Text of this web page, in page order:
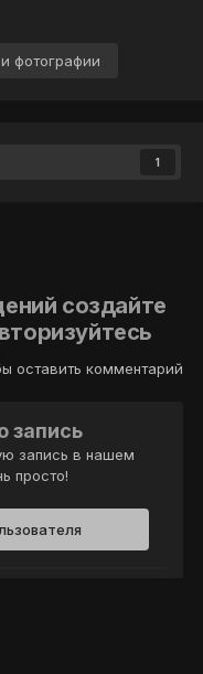
фотографии
1
создайте
оставить комментарий
запись
запись в нашем
просто!